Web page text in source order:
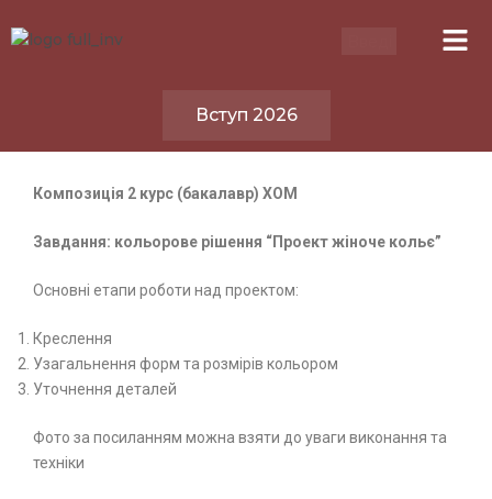
Вступ 2026
Композиція 2 курс (бакалавр) ХОМ
Завдання: кольорове рішення “П роект жіноче кольє”
Основні етапи роботи над проектом:
Креслення
Узагальнення форм та розмірів кольором
Уточнення деталей
Фото за посиланням можна взяти до уваги виконання та
техніки